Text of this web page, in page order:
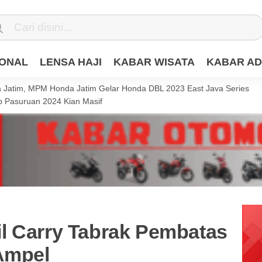
LENSA HAJI KABAR WISATA KABAR
MPM Honda Jatim Gelar Honda DBL 2023 East Java Series
Pasuruan 2024 Kian Masif
Carry Tabrak Pembatas